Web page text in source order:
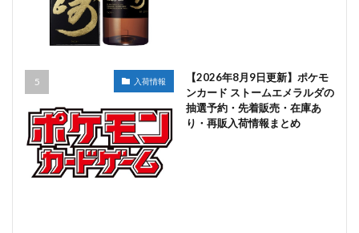
入荷情報
【2026年8月9日更新】ポケモ
ンカード ストームエメラルダの
抽選予約・先着販売・在庫あ
り・再販入荷情報まとめ